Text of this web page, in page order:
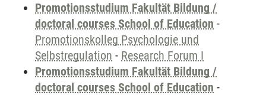
Promotionsstudium Fakultät Bildung /
doctoral courses School of Education -
Promotionskolleg Psychologie und
Selbstregulation - Research Forum I
Promotionsstudium Fakultät Bildung /
doctoral courses School of Education -